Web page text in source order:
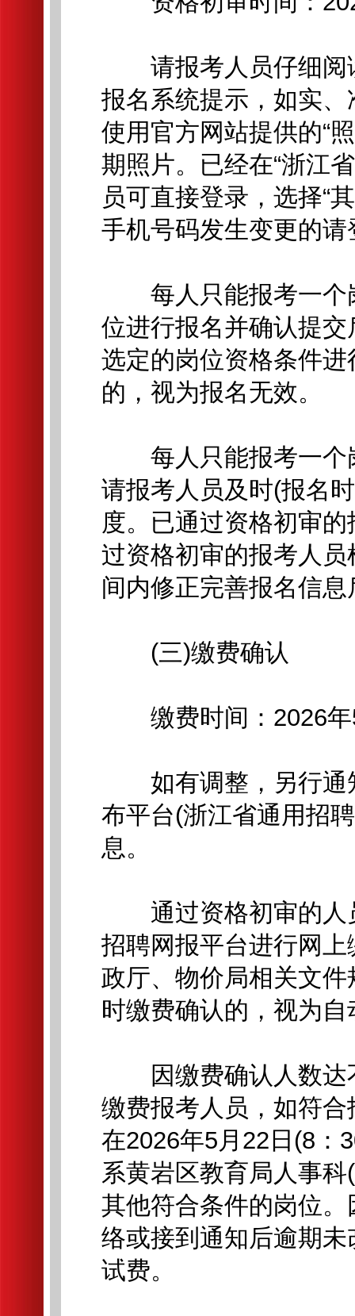
请报考人员仔细阅
报名系统提示，如实
使用官方网站提供的“
期照片。已经在“浙江
员可直接登录，选择“
手机号码发生变更的请
每人只能报考一个
位进行报名并确认提
选定的岗位资格条件
的，视为报名无效。
每人只能报考一个
请报考人员及时(报名
度。已通过资格初审
过资格初审的报考人
间内修正完善报名信
(三)缴费确认
缴费时间：2026年
如有调整，另行通
布平台(浙江省通用招
息。
通过资格初审的人
招聘网报平台进行网
政厅、物价局相关文
时缴费确认的，视为
因缴费确认人数达
缴费报考人员，如符
在2026年5月22日(8
系黄岩区教育局人事
其他符合条件的岗位
络或接到通知后逾期
试费。